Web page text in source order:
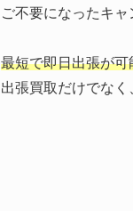
ご不要になったキ
最短で即日出張が可
出張買取だけでなく